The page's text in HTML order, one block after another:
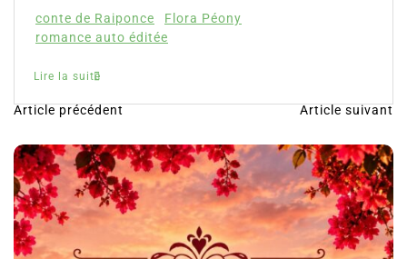
Flora Péony
N
a
v
i
g
Article précédent Article suivant